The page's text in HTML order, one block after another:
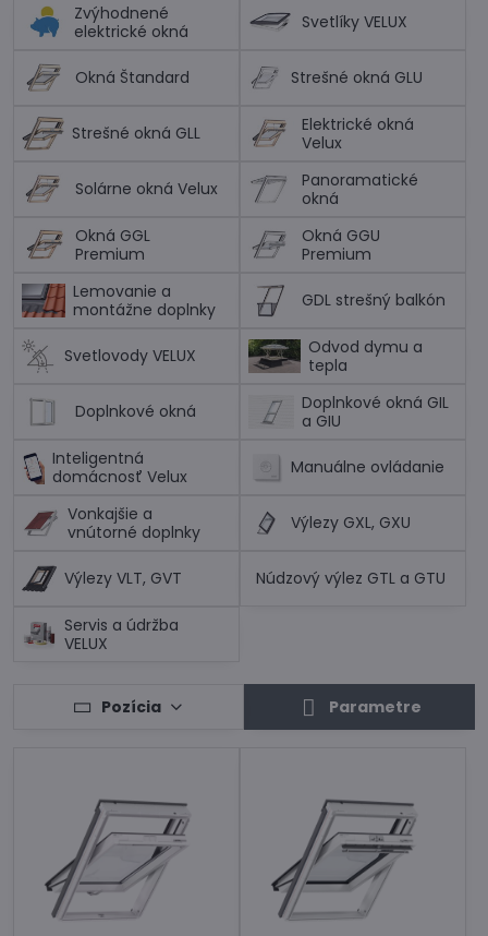
Zvýhodnené
elektrické okná
Svetlíky VELUX
Okná Štandard Strešné okná GLU
Strešné okná GLL
Elektrické okná
Velux
Solárne okná Velux
Panoramatické
okná
Okná GGL
Premium
Okná GGU
Premium
Lemovanie a
montážne doplnky
GDL strešný balkón
Svetlovody VELUX
Odvod dymu a
tepla
Doplnkové okná
Doplnkové okná GIL
a GIU
Inteligentná
domácnosť Velux
Manuálne ovládanie
Vonkajšie a
vnútorné doplnky
Výlezy GXL, GXU
Výlezy VLT, GVT Núdzový výlez GTL a GTU
Servis a údržba
VELUX
Pozícia Parametre